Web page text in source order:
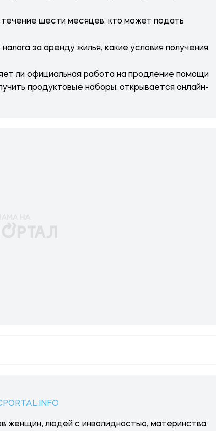
шести месяцев: кто может подать
за аренду жилья, какие условия получения
ли официальная работа на продление помощи
продуктовые наборы: открывается онлайн-
женщин, людей с инвалидностью, материнства